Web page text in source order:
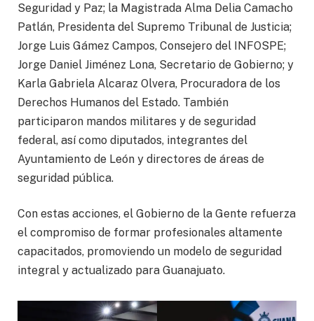
Seguridad y Paz; la Magistrada Alma Delia Camacho
Patlán, Presidenta del Supremo Tribunal de Justicia;
Jorge Luis Gámez Campos, Consejero del INFOSPE;
Jorge Daniel Jiménez Lona, Secretario de Gobierno; y
Karla Gabriela Alcaraz Olvera, Procuradora de los
Derechos Humanos del Estado. También
participaron mandos militares y de seguridad
federal, así como diputados, integrantes del
Ayuntamiento de León y directores de áreas de
seguridad pública.
Con estas acciones, el Gobierno de la Gente refuerza
el compromiso de formar profesionales altamente
capacitados, promoviendo un modelo de seguridad
integral y actualizado para Guanajuato.